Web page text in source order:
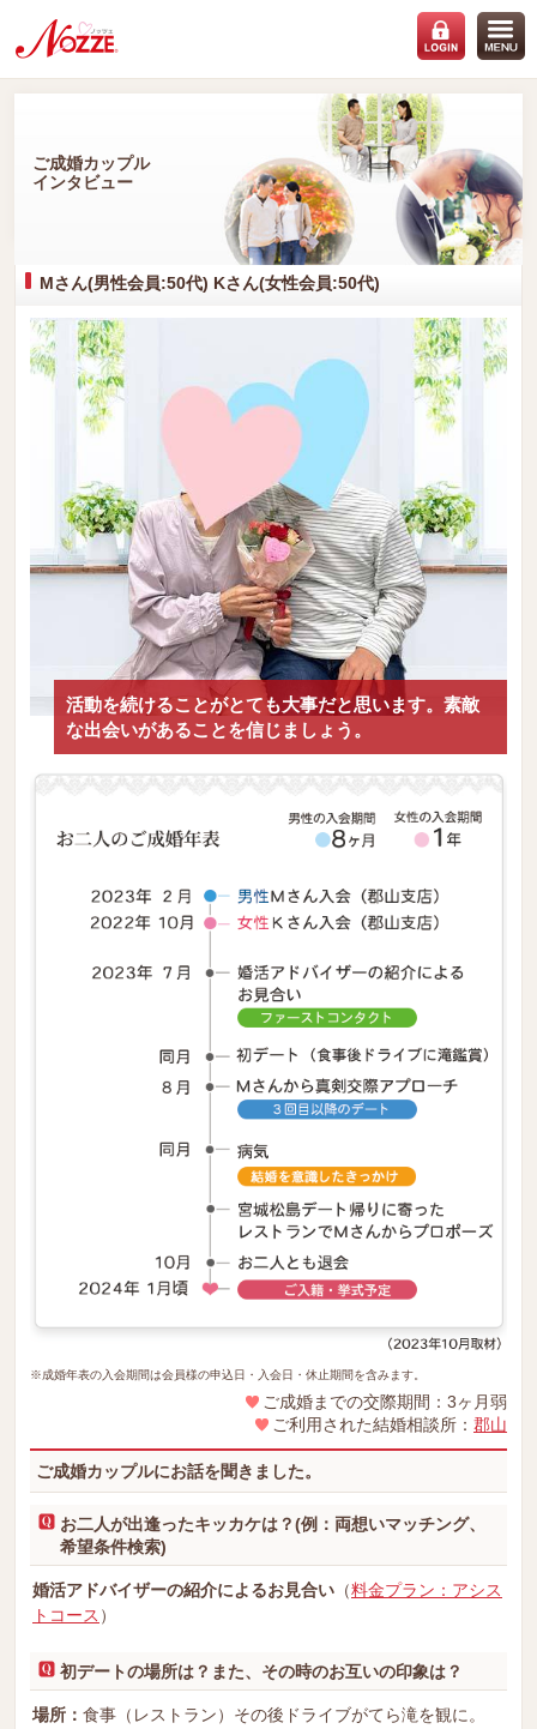
ご成婚カップル
インタビュー
Mさん(男性会員:50代) Kさん(女性会員:50代)
活動を続けることがとても大事だと思います。素敵
な出会いがあることを信じましょう。
※成婚年表の入会期間は会員様の申込日・入会日・休止期間を含みます。
ご成婚までの交際期間：3ヶ月弱
ご利用された結婚相談所： 郡山
ご成婚カップルにお話を聞きました。
お二人が出逢ったキッカケは？(例：両想いマッチング、
希望条件検索)
婚活アドバイザーの紹介によるお見合い （料金プラン：アシス
トコース ）
初デートの場所は？また、その時のお互いの印象は？
場所： 食事（レストラン）その後ドライブがてら滝を観に。